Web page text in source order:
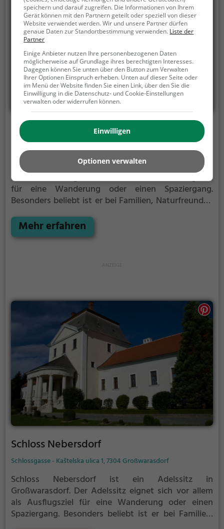
Schloss Lackenbach
Schloßgasse, 7322 Lackenbach
Schloss Lackenbach ist ein Adelssitz in Lackenbach.
Der Adelssitz eignet sich vor allem als Ausflugsziel
für eine Wanderung oder einen Spaziergang.
Besonders beliebt ist er bei Familien, Naturfreunden
historische Aspekte aus längst vergangenen Zeiten
und bietet einen kleinen Einblick in die Geschichte.
Mehr erfahren
Schloss Nebersdorf
Schlossgasse - Kaštelska ulica 1, 7304 Großwarasdorf
Schloss Nebersdorf ist ein Adelssitz in
Großwarasdorf. Der Adelssitz eignet sich vor allem
als Ausflugsziel für eine Wanderung oder einen
Spaziergang. Besonders beliebt ist er bei Familien,
speichern und darauf zugreifen. Die Informationen von Ihrem
Gerät können mit den Partnern geteilt oder speziell von dieser
Website verwendet werden. Wir und unsere Partner dürfen
genaue Daten zur Standortbestimmung verwenden. Liste der
Partner
Einige Anbieter nutzen Ihre personenbezogenen Daten
möglicherweise auf Grundlage ihres berechtigten Interesses.
Dagegen können Sie unten über den Button zum Verwalten
Ihrer Optionen Einspruch erheben. Unten auf dieser Seite oder
im Menü der Website finden Sie einen Link, über den Sie die
Einwilligung in die Datenschutz- und Cookie-Einstellungen
verwalten oder widerrufen können.
Einwilligen
Optionen verwalten